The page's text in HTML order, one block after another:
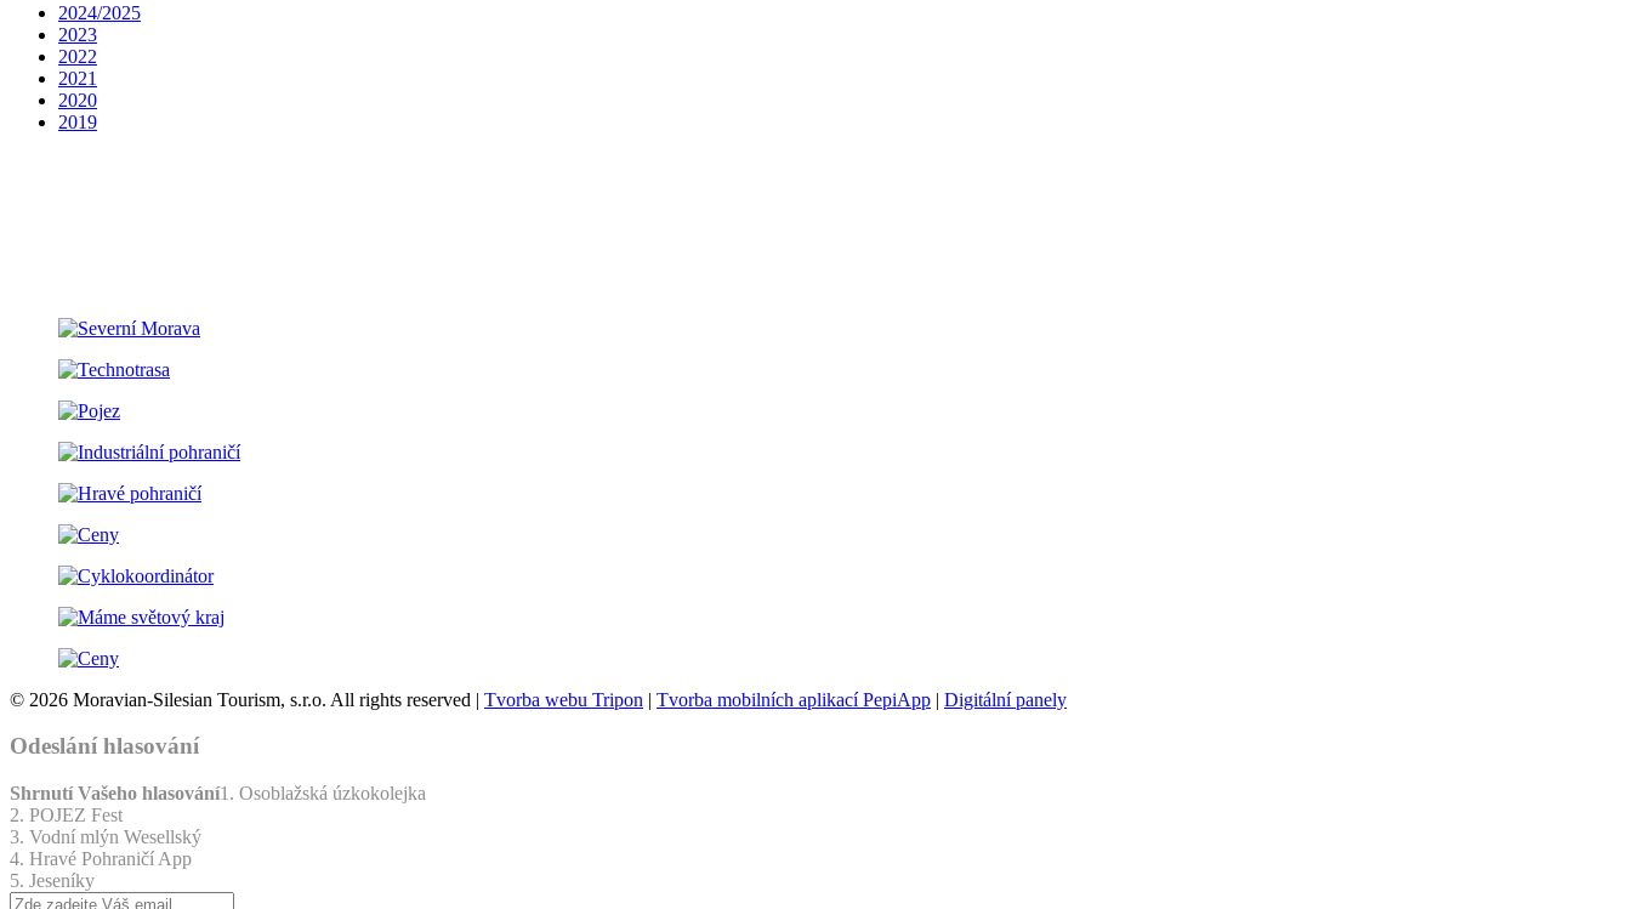
2024/2025
2023
2022
2021
2020
2019
© 2026 Moravian-Silesian Tourism, s.r.o. All rights reserved | Tvorba webu Tripon | Tvorba mobilních aplikací PepiApp | Digitální panely
Odeslání hlasování
Shrnutí Vašeho hlasování1. Osoblažská úzkokolejka
2. POJEZ Fest
3. Vodní mlýn Wesellský
4. Hravé Pohraničí App
5. Jeseníky